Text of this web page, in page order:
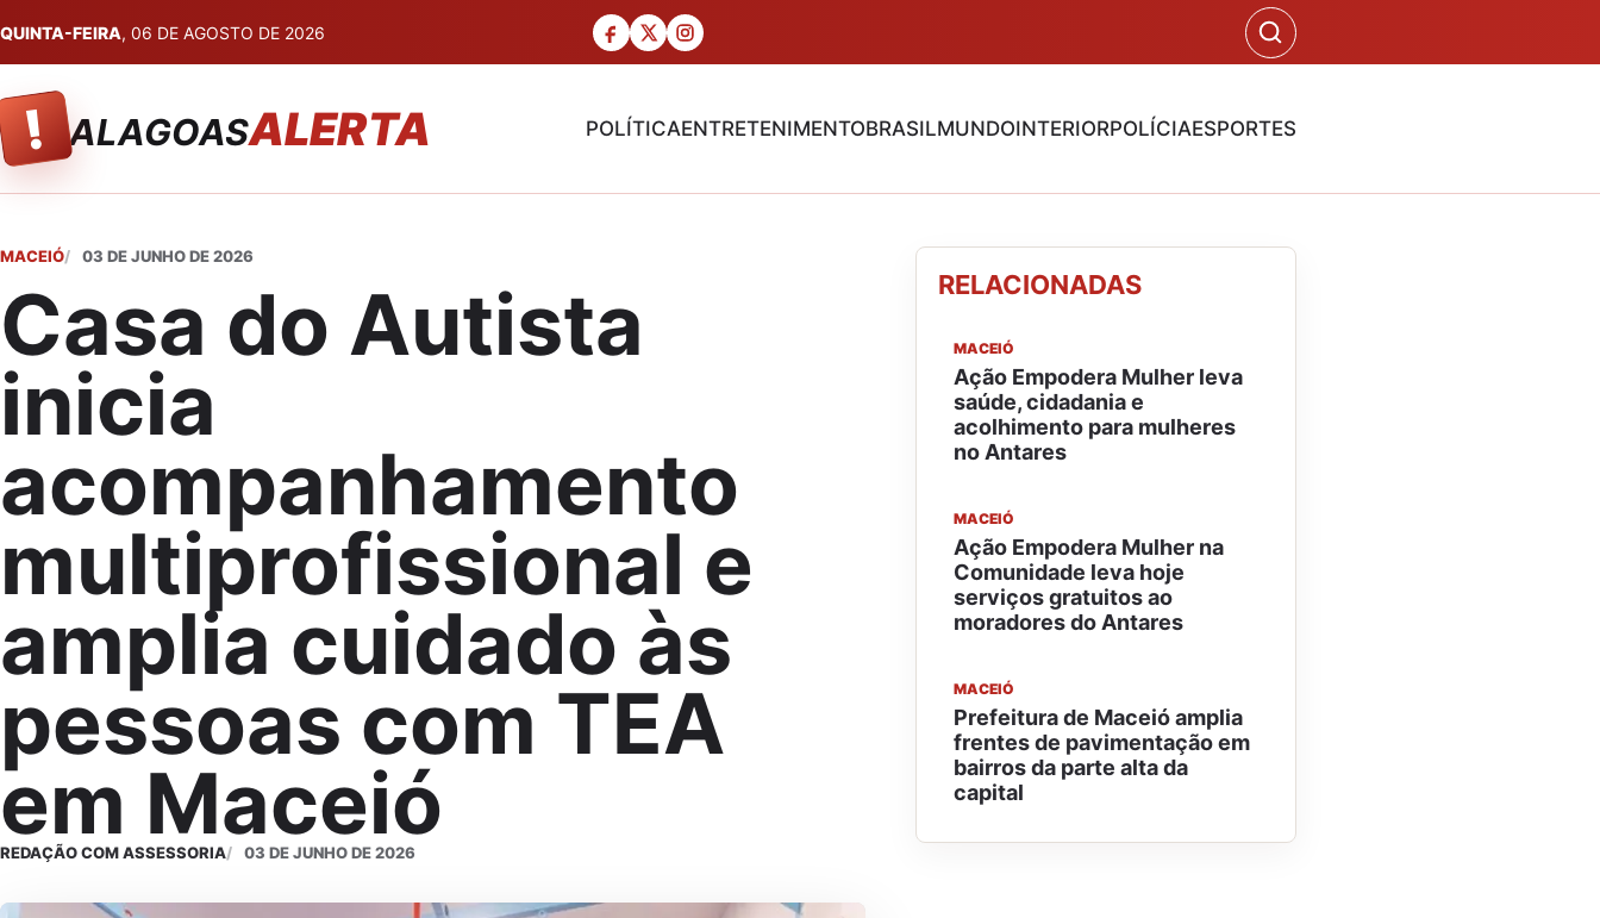
QUINTA-FEIRA, 06 DE AGOSTO DE 2026
! ALAGOASALERTA POLÍTICAENTRETENIMENTOBRASILMUNDOINTERIORPOLÍCIAESPORTES
MACEIÓ 03 DE JUNHO DE 2026
Casa do Autista
inicia
acompanhamento
multiprofissional e
amplia cuidado às
pessoas com TEA
em Maceió
REDAÇÃO COM ASSESSORIA 03 DE JUNHO DE 2026
RELACIONADAS
MACEIÓ
Ação Empodera Mulher leva
saúde, cidadania e
acolhimento para mulheres
no Antares
MACEIÓ
Ação Empodera Mulher na
Comunidade leva hoje
serviços gratuitos ao
moradores do Antares
MACEIÓ
Prefeitura de Maceió amplia
frentes de pavimentação em
bairros da parte alta da
capital